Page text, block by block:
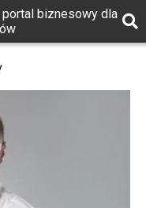
biznesowy dla